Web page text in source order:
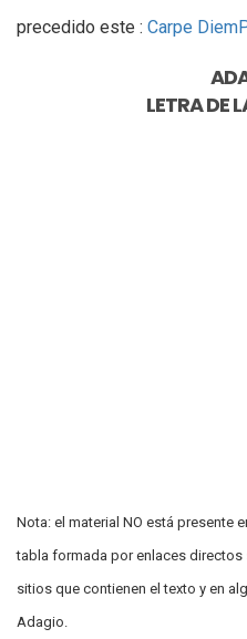
precedido este : Carpe Diem
LETRA DE
Nota: el material NO está presente
tabla formada por enlaces
sitios que contienen el texto y en
Adagio.